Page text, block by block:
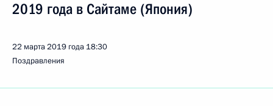
2019 года в Сайтаме (Япония)
22 марта 2019 года 18:30
Поздравления